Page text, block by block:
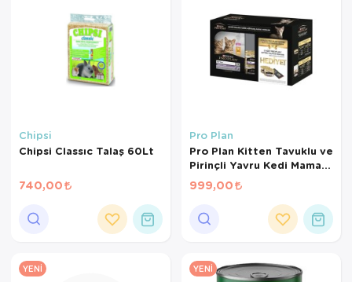
Chipsi
Chipsi Classıc Talaş 60Lt
740,00
Pro Plan
Pro Plan Kitten Tavuklu ve
Pirinçli Yavru Kedi Maması
1,5 Kg+2*85Gr
999,00
YENI YENI